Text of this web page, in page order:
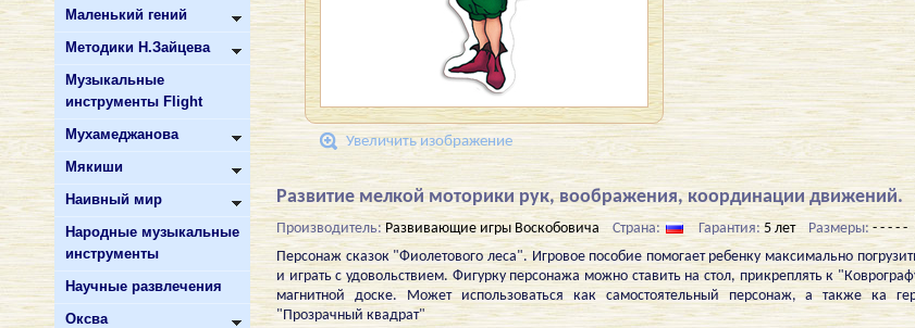
Маленький гений
Методики Н.Зайцева
Музыкальные
инструменты Flight
Мухамеджанова
Мякиши
Наивный мир
Народные музыкальные
инструменты
Научные развлечения
Оксва
Увеличить изображение
Развитие мелкой моторики рук, воображения, координации движений.
Производитель:Развивающие игры Воскобовича Страна: Гарантия:5 лет Размеры: - - - - -
Персонаж сказок "Фиолетового леса". Игровое пособие помогает ребенку максимально
и играть с удовольствием. Фигурку персонажа можно ставить на стол, прикреплять к
магнитной доске. Может использоваться как самостоятельный персонаж, а также ка
"Прозрачный квадрат"